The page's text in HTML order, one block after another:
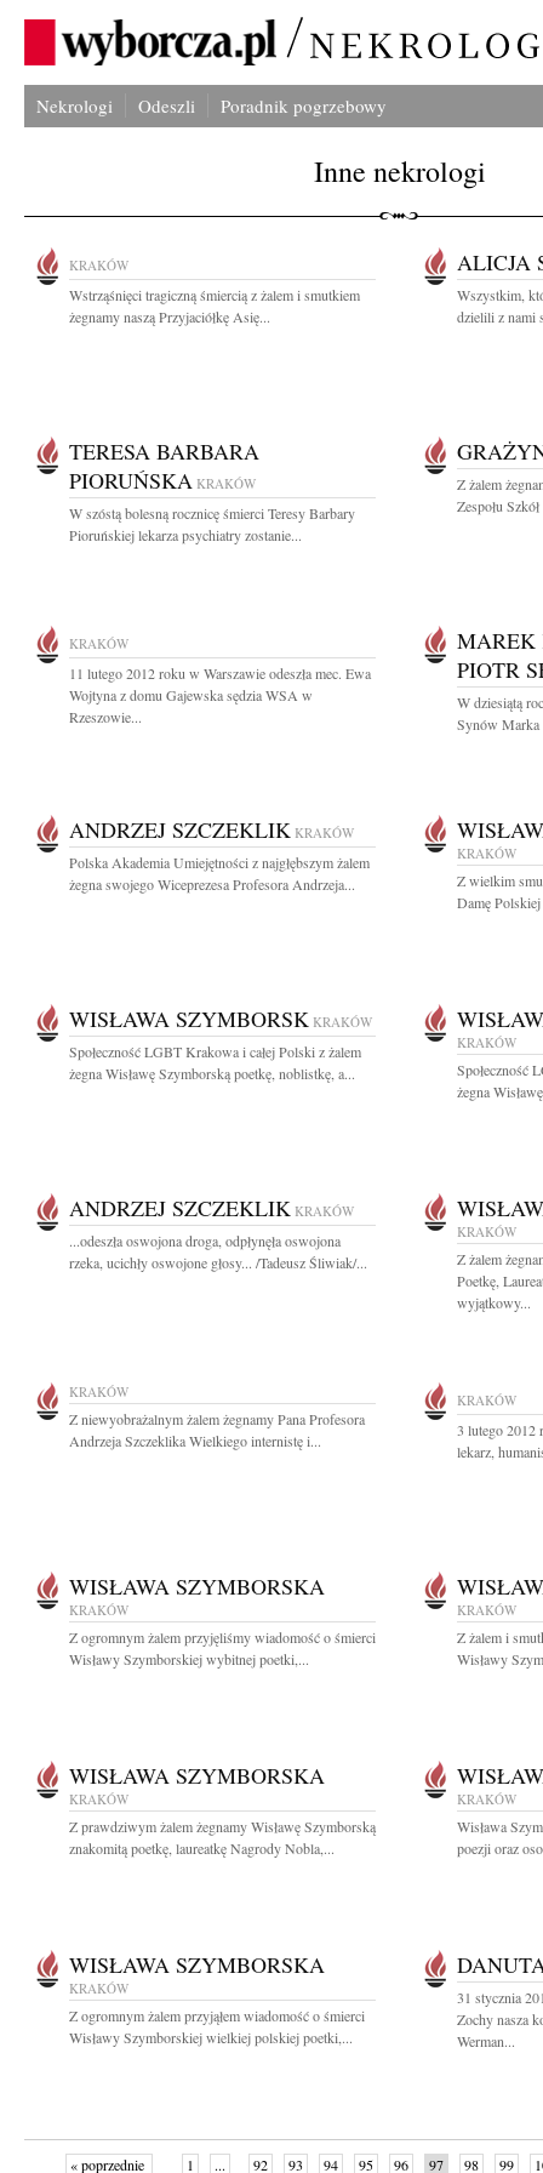
Nekrologi Odeszli Poradnik pogrzebowy
Inne nekrologi
KRAKÓW
Wstrząśnięci tragiczną śmiercią z żalem i smutkiem
żegnamy naszą Przyjaciółkę Asię...
ALICJA
Wszystkim,
dzielili z nami
TERESA BARBARA
PIORUŃSKA KRAKÓW
W szóstą bolesną rocznicę śmierci Teresy Barbary
Pioruńskiej lekarza psychiatry zostanie...
Z żalem
Zespołu
KRAKÓW
11 lutego 2012 roku w Warszawie odeszła mec. Ewa
Wojtyna z domu Gajewska sędzia WSA w
Rzeszowie...
MAREK
PIOTR
W dziesiątą
Synów Marka
ANDRZEJ SZCZEKLIK KRAKÓW
Polska Akademia Umiejętności z najgłębszym żalem
żegna swojego Wiceprezesa Profesora Andrzeja...
KRAKÓW
Z wielkim
Damę
WISŁAWA SZYMBORSK KRAKÓW
Społeczność LGBT Krakowa i całej Polski z żalem
żegna Wisławę Szymborską poetkę, noblistkę, a...
KRAKÓW
Społeczność
żegna
ANDRZEJ SZCZEKLIK KRAKÓW
...odeszła oswojona droga, odpłynęła oswojona
rzeka, ucichły oswojone głosy... /Tadeusz Śliwiak/...
KRAKÓW
Z żalem
Poetkę,
wyjątkowy...
KRAKÓW
Z niewyobrażalnym żalem żegnamy Pana Profesora
Andrzeja Szczeklika Wielkiego internistę i...
KRAKÓW
3 lutego 2012
lekarz,
WISŁAWA SZYMBORSKA
KRAKÓW
Z ogromnym żalem przyjęliśmy wiadomość o śmierci
Wisławy Szymborskiej wybitnej poetki,...
KRAKÓW
Z żalem i
Wisławy
WISŁAWA SZYMBORSKA
KRAKÓW
Z prawdziwym żalem żegnamy Wisławę Szymborską
znakomitą poetkę, laureatkę Nagrody Nobla,...
KRAKÓW
Wisława
poezji oraz
WISŁAWA SZYMBORSKA
KRAKÓW
Z ogromnym żalem przyjąłem wiadomość o śmierci
Wisławy Szymborskiej wielkiej polskiej poetki,...
31 stycznia
Zochy nasza
Werman...
« poprzednie 1 ... 92 93 94 95 96 97 98 99